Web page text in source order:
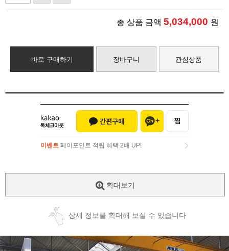
총 상품 금액 5,034,000 원
바로 구매하기 장바구니 관심상품
이벤트 페이포인트 적립 혜택 2배 UP!
확대보기
상세 정보를 확대해 보실 수 있습니다